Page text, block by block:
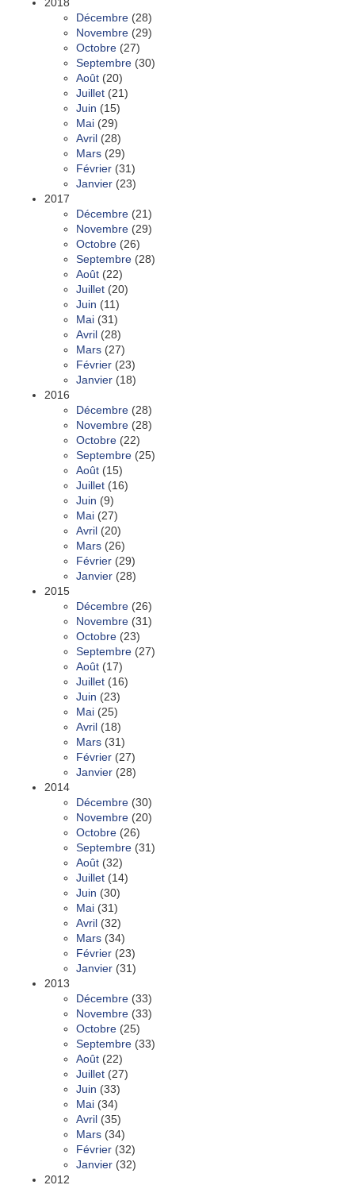
Décembre (28)
Novembre (29)
Octobre (27)
Septembre (30)
Août (20)
Juillet (21)
Juin (15)
Mai (29)
Avril (28)
Mars (29)
Février (31)
Janvier (23)
2017
Décembre (21)
Novembre (29)
Octobre (26)
Septembre (28)
Août (22)
Juillet (20)
Juin (11)
Mai (31)
Avril (28)
Mars (27)
Février (23)
Janvier (18)
2016
Décembre (28)
Novembre (28)
Octobre (22)
Septembre (25)
Août (15)
Juillet (16)
Juin (9)
Mai (27)
Avril (20)
Mars (26)
Février (29)
Janvier (28)
2015
Décembre (26)
Novembre (31)
Octobre (23)
Septembre (27)
Août (17)
Juillet (16)
Juin (23)
Mai (25)
Avril (18)
Mars (31)
Février (27)
Janvier (28)
2014
Décembre (30)
Novembre (20)
Octobre (26)
Septembre (31)
Août (32)
Juillet (14)
Juin (30)
Mai (31)
Avril (32)
Mars (34)
Février (23)
Janvier (31)
2013
Décembre (33)
Novembre (33)
Octobre (25)
Septembre (33)
Août (22)
Juillet (27)
Juin (33)
Mai (34)
Avril (35)
Mars (34)
Février (32)
Janvier (32)
2012